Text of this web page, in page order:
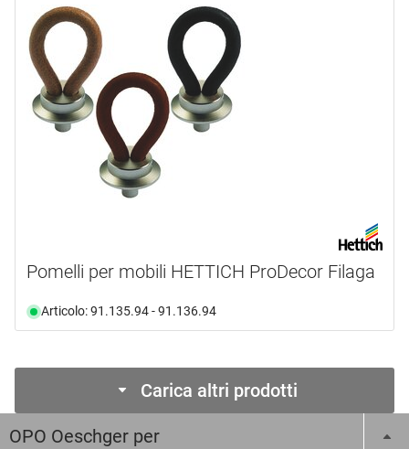
Pomelli per mobili HETTICH ProDecor Filaga
Articolo: 91.135.94 - 91.136.94
Carica altri prodotti
OPO Oeschger per